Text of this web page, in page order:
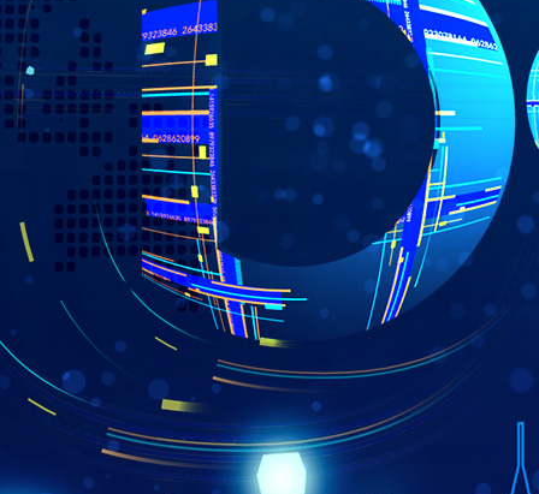
视频 小央视频 小央直播 直播中国 熊猫频道
现场 前线 比划 蓝海中国 新兵请入列
体育 直播 竞猜 2026年冬奥会
VIP会员 CCTV奥林匹克频道 生活体育大会 体育江湖
财经 教育 乡村振兴 一带一路 央博
大国智造 大国展会 云顶对话 云起
CCTV.节目官网 节目单 栏目 片库